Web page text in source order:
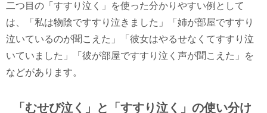
二つ目の「すすり泣く」を使った分かりやすい例として
は、「私は物陰ですすり泣きました」「姉が部屋ですすり
泣いているのが聞こえた」「彼女はやるせなくてすすり泣
いていました」「彼が部屋ですすり泣く声が聞こえた」を
などがあります。
「むせび泣く」と「すすり泣く」の使い分け